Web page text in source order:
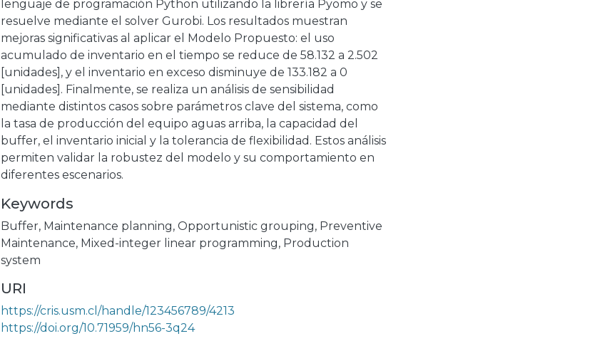
lenguaje de programación Python utilizando la librería Pyomo y se
resuelve mediante el solver Gurobi. Los resultados muestran
mejoras significativas al aplicar el Modelo Propuesto: el uso
acumulado de inventario en el tiempo se reduce de 58.132 a 2.502
[unidades], y el inventario en exceso disminuye de 133.182 a 0
[unidades]. Finalmente, se realiza un análisis de sensibilidad
mediante distintos casos sobre parámetros clave del sistema, como
la tasa de producción del equipo aguas arriba, la capacidad del
buffer, el inventario inicial y la tolerancia de flexibilidad. Estos análisis
permiten validar la robustez del modelo y su comportamiento en
diferentes escenarios.
Keywords
Buffer, Maintenance planning, Opportunistic grouping, Preventive
Maintenance, Mixed-integer linear programming, Production
system
URI
https://cris.usm.cl/handle/123456789/4213
https://doi.org/10.71959/hn56-3q24